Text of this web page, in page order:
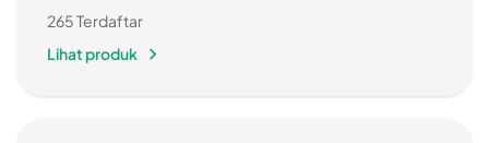
265 Terdaftar
Lihat produk